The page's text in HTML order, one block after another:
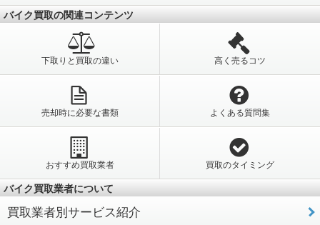
バイク買取の関連コンテンツ
下取りと買取の違い 高く売るコツ
売却時に必要な書類 よくある質問集
おすすめ買取業者 買取のタイミング
バイク買取業者について
買取業者別サービス紹介